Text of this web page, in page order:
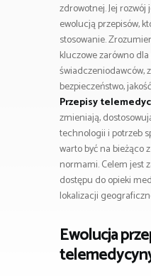
zdrowotnej. Jej
ewolucją przepisów,
stosowanie.
kluczowe zarówno
świadczeniodawców,
bezpieczeństwo,
Przepisy
zmieniają,
technologii i potrzeb
warto być na bieżąco
normami. Celem jest
dostępu do opieki
lokalizacji
Ewolucja